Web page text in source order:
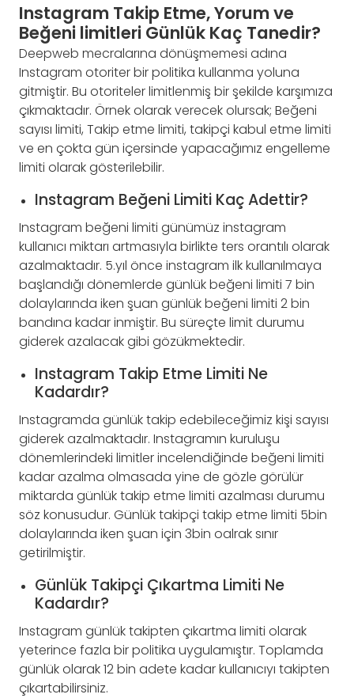
Instagram Takip Etme, Yorum ve
Beğeni limitleri Günlük Kaç Tanedir?
Deepweb mecralarına dönüşmemesi adına
Instagram otoriter bir politika kullanma yoluna
gitmiştir. Bu otoriteler limitlenmiş bir şekilde karşımıza
çıkmaktadır. Örnek olarak verecek olursak; Beğeni
sayısı limiti, Takip etme limiti, takipçi kabul etme limiti
ve en çokta gün içersinde yapacağımız engelleme
limiti olarak gösterilebilir.
Instagram Beğeni Limiti Kaç Adettir?
Instagram beğeni limiti günümüz instagram
kullanıcı miktarı artmasıyla birlikte ters orantılı olarak
azalmaktadır. 5.yıl önce instagram ilk kullanılmaya
başlandığı dönemlerde günlük beğeni limiti 7 bin
dolaylarında iken şuan günlük beğeni limiti 2 bin
bandına kadar inmiştir. Bu süreçte limit durumu
giderek azalacak gibi gözükmektedir.
Instagram Takip Etme Limiti Ne
Kadardır?
Instagramda günlük takip edebileceğimiz kişi sayısı
giderek azalmaktadır. Instagramın kuruluşu
dönemlerindeki limitler incelendiğinde beğeni limiti
kadar azalma olmasada yine de gözle görülür
miktarda günlük takip etme limiti azalması durumu
söz konusudur. Günlük takipçi takip etme limiti 5bin
dolaylarında iken şuan için 3bin oalrak sınır
getirilmiştir.
Günlük Takipçi Çıkartma Limiti Ne
Kadardır?
Instagram günlük takipten çıkartma limiti olarak
yeterince fazla bir politika uygulamıştır. Toplamda
günlük olarak 12 bin adete kadar kullanıcıyı takipten
çıkartabilirsiniz.